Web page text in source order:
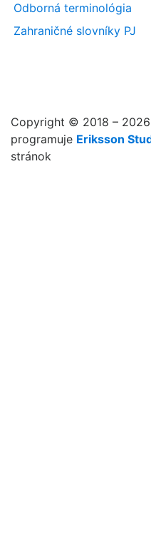
Odborná terminológia
Zahraničné slovníky PJ
Copyright © 2018 –
programuje Eriksson
stránok